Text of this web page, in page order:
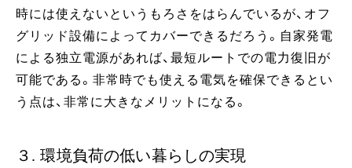
時には使えないというもろさをはらんでいるが、オフ
グリッド設備によってカバーできるだろう。自家発電
による独立電源があれば、最短ルートでの電力復旧が
可能である。非常時でも使える電気を確保できるとい
う点は、非常に大きなメリットになる。
３. 環境負荷の低い暮らしの実現